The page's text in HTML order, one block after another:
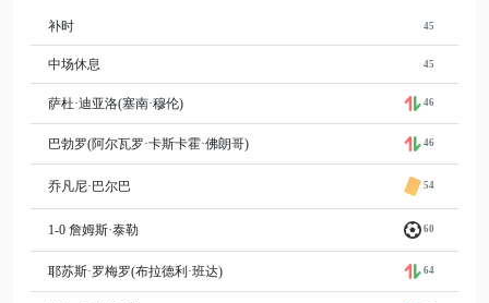
补时 45
中场休息 45
萨杜·迪亚洛(塞南·穆伦) 46
巴勃罗(阿尔瓦罗·卡斯卡霍·佛朗哥) 46
乔凡尼·巴尔巴 54
1-0 詹姆斯·泰勒 60
耶苏斯·罗梅罗(布拉德利·班达) 64